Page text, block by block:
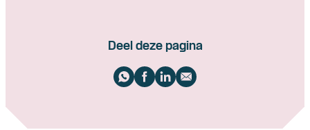
Deel deze pagina